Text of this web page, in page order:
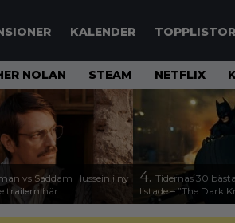
KALENDER TOPPLISTOR
NOLAN STEAM NETFLIX
vs Saddam Hussein i ny
trailern här
4. Tidernas 30
listade – ”The Dark